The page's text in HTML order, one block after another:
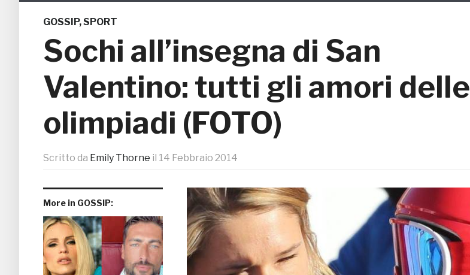
GOSSIP,SPORT
Sochi all’insegna di San
Valentino: tutti gli amori delle
olimpiadi (FOTO)
Scritto da Emily Thorne il 14 Febbraio 2014
More in GOSSIP: